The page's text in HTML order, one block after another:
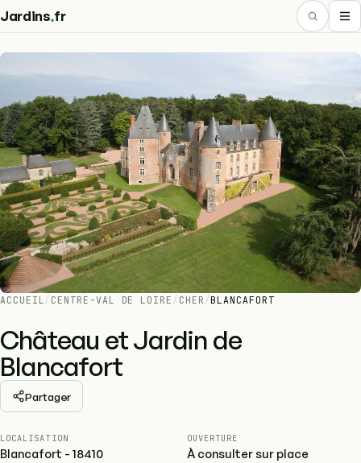
Jardins.fr
ACCUEIL / CENTRE-VAL DE LOIRE / CHER /BLANCAFORT
Château et Jardin de
Blancafort
Partager
LOCALISATION
Blancafort - 18410
OUVERTURE
À consulter sur place